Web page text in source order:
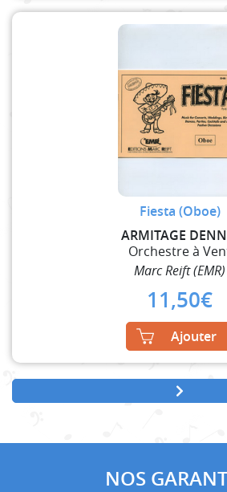
Fiesta (Oboe)
ARMITAGE
Orchestre à
Marc Reift (EMR)
11,50€
Ajouter
NOS